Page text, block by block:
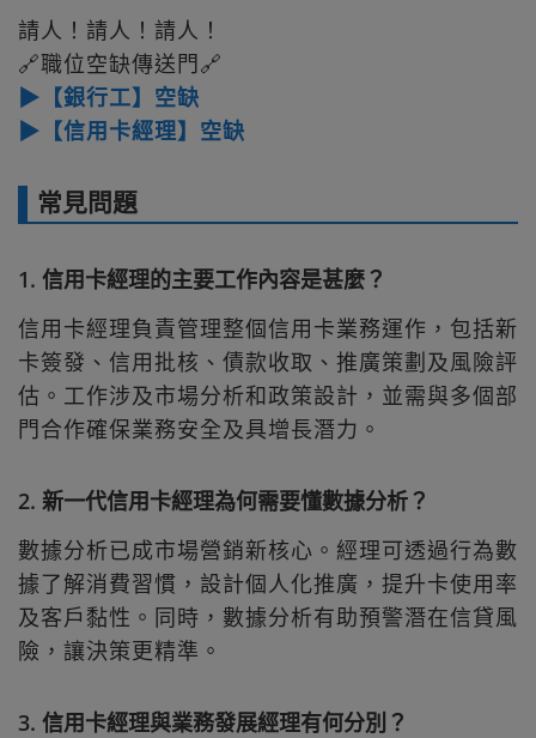
請人！請人！請人！
🔗職位空缺傳送門🔗
▶【銀行工】空缺
▶【信用卡經理】空缺
常見問題
1. 信用卡經理的主要工作內容是甚麼？
信用卡經理負責管理整個信用卡業務運作，包括新
卡簽發、信用批核、債款收取、推廣策劃及風險評
估。工作涉及市場分析和政策設計，並需與多個部
門合作確保業務安全及具增長潛力。
2. 新一代信用卡經理為何需要懂數據分析？
數據分析已成市場營銷新核心。經理可透過行為數
據了解消費習慣，設計個人化推廣，提升卡使用率
及客戶黏性。同時，數據分析有助預警潛在信貸風
險，讓決策更精準。
3. 信用卡經理與業務發展經理有何分別？